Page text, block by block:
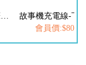
會員價:$80